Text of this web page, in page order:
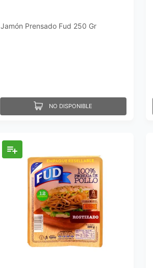
Jamón Prensado Fud 250 Gr
NO DISPONIBLE